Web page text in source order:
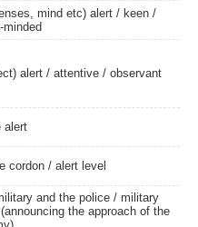
mind etc) alert / keen /
minded
alert / attentive / observant
alert
cordon / alert level
and the police / military
the approach of the